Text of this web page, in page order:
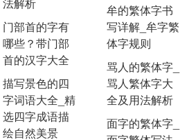
门部首的字有
哪些？带门部
首的汉字大全
描写景色的四
字词语大全_精
选四字成语描
绘自然美景
牟的繁体字书
写详解_牟字繁
体字规则
骂人的繁体字_
骂人繁体字大
全及用法解析
面字的繁体字_